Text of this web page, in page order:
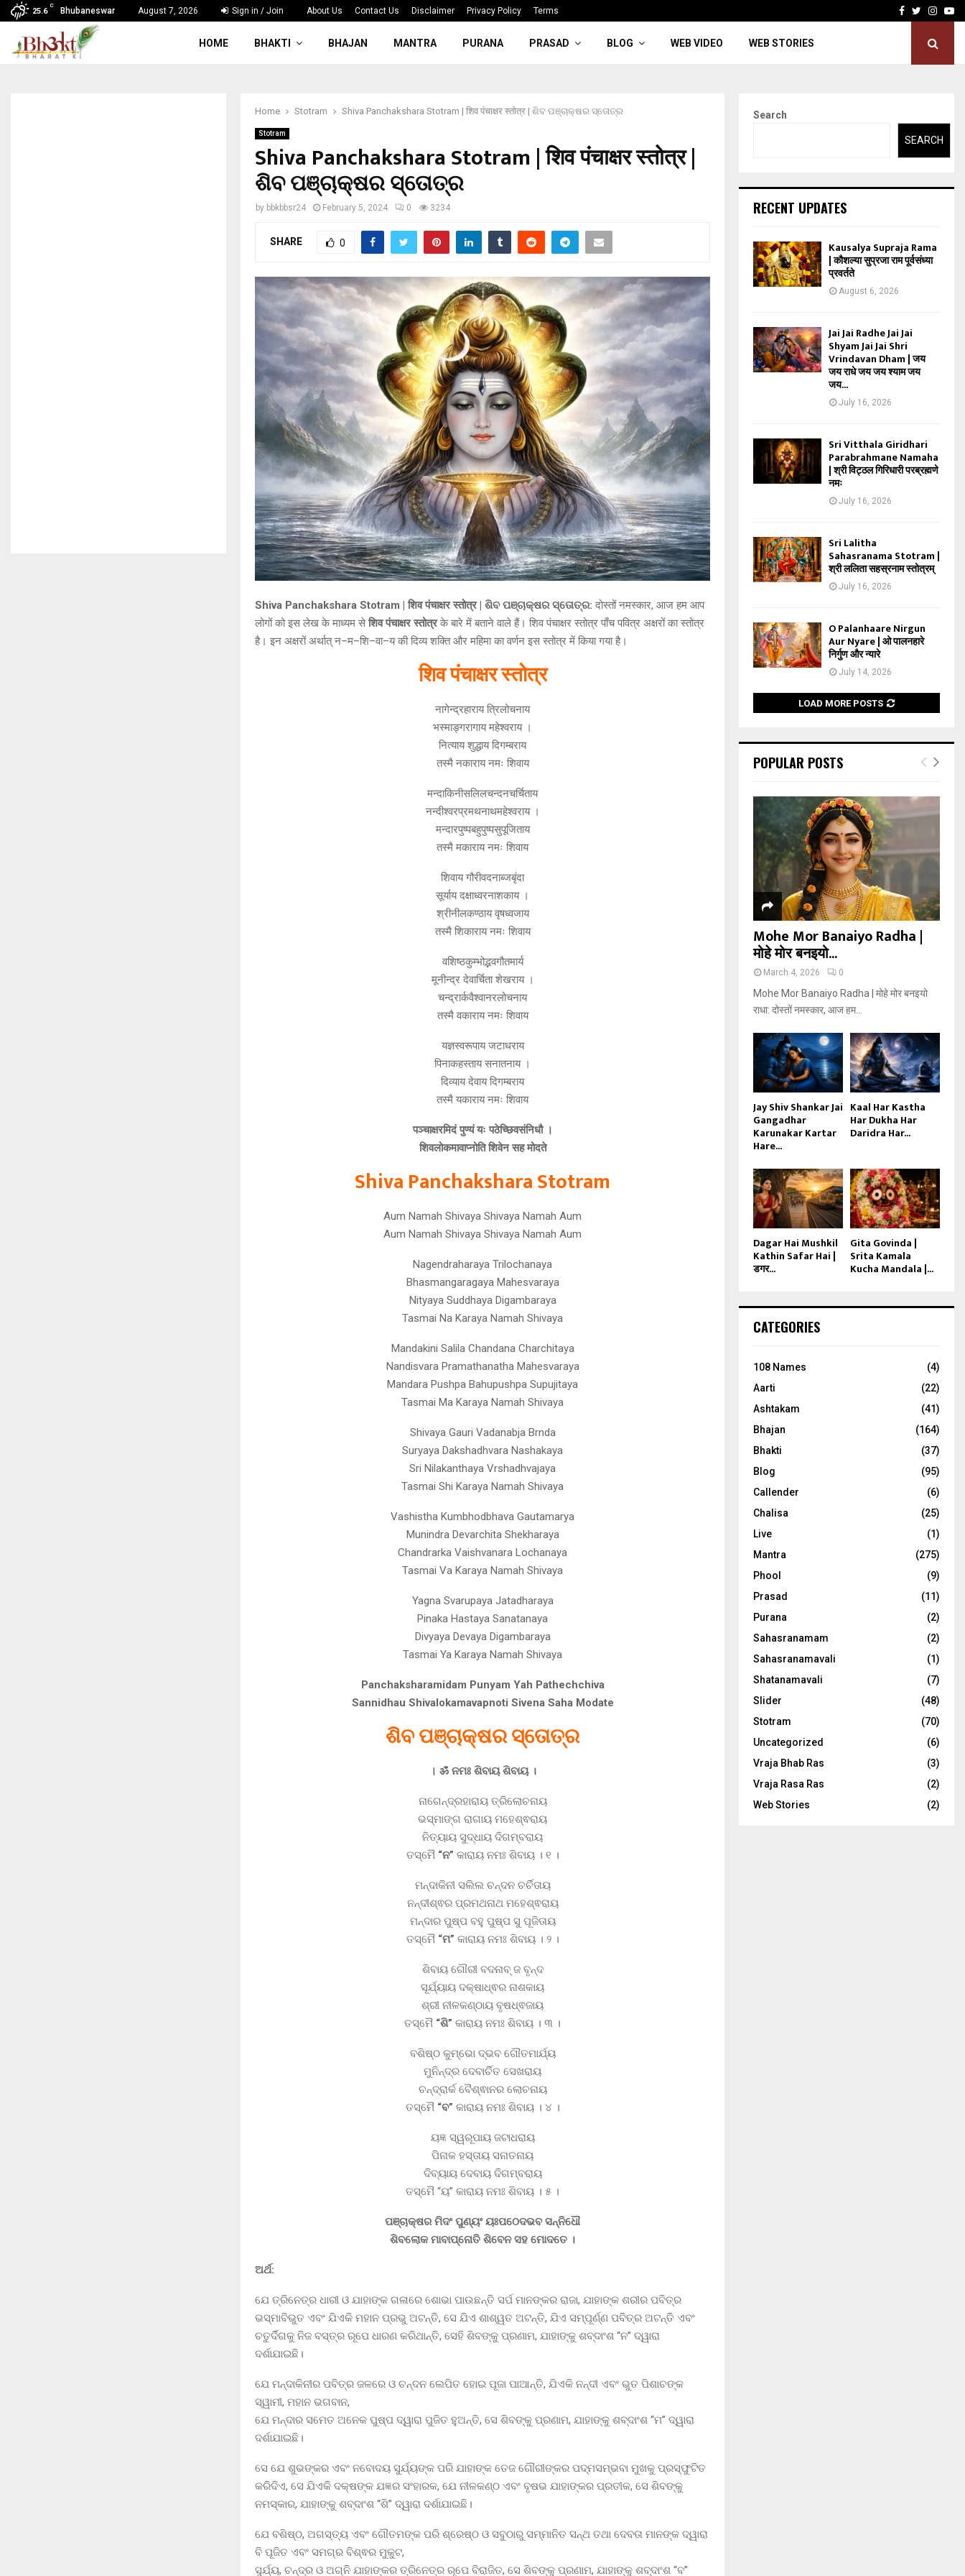
25.6
C
Bhubaneswar August 7, 2026 Sign in / Join About Us Contact Us Disclaimer Privacy Policy Terms Facebook
Twitter
HOME BHAKTI BHAJAN MANTRA PURANA PRASAD BLOG WEB VIDEO WEB STORIES
Home Stotram Shiva Panchakshara Stotram | शिव पंचाक्षर स्तोत्र | ଶିବ ପଞ୍ଚାକ୍ଷର ସ୍ତୋତ୍ର
Stotram
Shiva Panchakshara Stotram | शिव पंचाक्षर स्तोत्र |
ଶିବ ପଞ୍ଚାକ୍ଷର ସ୍ତୋତ୍ର
by bbkbbsr24 February 5, 2024 0 3234
SHARE 0
Shiva Panchakshara Stotram | शिव पंचाक्षर स्तोत्र | ଶିବ ପଞ୍ଚାକ୍ଷର ସ୍ତୋତ୍ର: दोस्तों नमस्कार, आज हम आप
लोगों को इस लेख के माध्यम से शिव पंचाक्षर स्तोत्रके बारे में बताने वाले हैं। शिव पंचाक्षर स्तोत्र पाँच पवित्र अक्षरों का स्तोत्र
है। इन अक्षरों अर्थात् न–म–शि–वा–य की दिव्य शक्ति और महिमा का वर्णन इस स्तोत्र में किया गया है।
शिव पंचाक्षर स्तोत्र
नागेन्द्रहाराय त्रिलोचनाय
भस्माङ्गरागाय महेश्वराय ।
नित्याय शुद्धाय दिगम्बराय
तस्मै नकाराय नमः शिवाय
मन्दाकिनीसलिलचन्दनचर्चिताय
नन्दीश्वरप्रमथनाथमहेश्वराय ।
मन्दारपुष्पबहुपुष्पसुपूजिताय
तस्मै मकाराय नमः शिवाय
शिवाय गौरीवदनाब्जबृंदा
सूर्याय दक्षाध्वरनाशकाय ।
श्रीनीलकण्ठाय वृषध्वजाय
तस्मै शिकाराय नमः शिवाय
वशिष्ठकुम्भोद्भवगौतमार्य
मूनीन्द्र देवार्चिता शेखराय ।
चन्द्रार्कवैश्वानरलोचनाय
तस्मै वकाराय नमः शिवाय
यज्ञस्वरूपाय जटाधराय
पिनाकहस्ताय सनातनाय ।
दिव्याय देवाय दिगम्बराय
तस्मै यकाराय नमः शिवाय
पञ्चाक्षरमिदं पुण्यं यः पठेच्छिवसंनिधौ ।
शिवलोकमावाप्नोति शिवेन सह मोदते
Shiva Panchakshara Stotram
Aum Namah Shivaya Shivaya Namah Aum
Aum Namah Shivaya Shivaya Namah Aum
Nagendraharaya Trilochanaya
Bhasmangaragaya Mahesvaraya
Nityaya Suddhaya Digambaraya
Tasmai Na Karaya Namah Shivaya
Mandakini Salila Chandana Charchitaya
Nandisvara Pramathanatha Mahesvaraya
Mandara Pushpa Bahupushpa Supujitaya
Tasmai Ma Karaya Namah Shivaya
Shivaya Gauri Vadanabja Brnda
Suryaya Dakshadhvara Nashakaya
Sri Nilakanthaya Vrshadhvajaya
Tasmai Shi Karaya Namah Shivaya
Vashistha Kumbhodbhava Gautamarya
Munindra Devarchita Shekharaya
Chandrarka Vaishvanara Lochanaya
Tasmai Va Karaya Namah Shivaya
Yagna Svarupaya Jatadharaya
Pinaka Hastaya Sanatanaya
Divyaya Devaya Digambaraya
Tasmai Ya Karaya Namah Shivaya
Panchaksharamidam Punyam Yah Pathechchiva
Sannidhau Shivalokamavapnoti Sivena Saha Modate
ଶିବ ପଞ୍ଚାକ୍ଷର ସ୍ତୋତ୍ର
। ॐ ନମଃ ଶିବାୟ ଶିବାୟ ।
ନାଗେନ୍ଦ୍ରହାରାୟ ତ୍ରିଲୋଚନାୟ
ଭସ୍ମାଙ୍ଗ ରାଗାୟ ମହେଶ୍ଵରାୟ
ନିତ୍ୟାୟ ସୁଦ୍ଧାୟ ଦିଗମ୍ବରାୟ
ତସ୍ମୈ “ନ” କାରାୟ ନମଃ ଶିବାୟ । ୧ ।
ମନ୍ଦାକିନୀ ସଲିଲ ଚନ୍ଦନ ଚର୍ଚିତାୟ
ନନ୍ଦୀଶ୍ଵର ପ୍ରମଥନାଥ ମହେଶ୍ଵରାୟ
ମନ୍ଦାର ପୁଷ୍ପ ବହୁ ପୁଷ୍ପ ସୁ ପୂଜିତାୟ
ତସ୍ମୈ “ମ” କାରାୟ ନମଃ ଶିବାୟ । ୨ ।
ଶିବାୟ ଗୌରୀ ବଦନାବ୍ ଜ ବୃନ୍ଦ
ସୂର୍ଯ୍ୟାୟ ଦକ୍ଷାଧ୍ଵର ନାଶକାୟ
ଶ୍ରୀ ନୀଳକଣ୍ଠାୟ ବୃଷଧ୍ଵଜାୟ
ତସ୍ମୈ “ଶି” କାରାୟ ନମଃ ଶିବାୟ । ୩ ।
ବଶିଷ୍ଠ କୁମ୍ଭୋ ଦ୍ଭବ ଗୌତମାର୍ଯ୍ୟ
ମୁନିନ୍ଦ୍ର ଦେବାର୍ଚିତ ସେଖରାୟ
ଚନ୍ଦ୍ରାର୍କ ବୈଶ୍ଵାନର ଲୋଚନାୟ
ତସ୍ମୈ “ବ” କାରାୟ ନମଃ ଶିବାୟ । ୪ ।
ୟଜ୍ଞ ସ୍ୱରୂପାୟ ଜଟାଧରାୟ
ପିନାକ ହସ୍ତାୟ ସନାତନାୟ
ଦିବ୍ୟାୟ ଦେବାୟ ଦିଗମ୍ବରାୟ
ତସ୍ମୈ “ୟ” କାରାୟ ନମଃ ଶିବାୟ । ୫ ।
ପଞ୍ଚାକ୍ଷର ମିଦଂ ପୁଣ୍ୟଂ ୟଃପଠେଦଭବ ସନ୍ନିଧୌ
ଶିବଲୋକ ମାବାପ୍ନୋତି ଶିବେନ ସହ ମୋଦତେ ।
ଅର୍ଥ:
ଯେ ତ୍ରିନେତ୍ର ଧାରୀ ଓ ଯାହାଙ୍କ ଗଳାରେ ଶୋଭା ପାଉଛନ୍ତି ସର୍ପ ମାନଙ୍କର ରାଜା, ଯାହାଙ୍କ ଶରୀର ପବିତ୍ର
ଭସ୍ମାବିଭୁତ ଏବଂ ଯିଏକି ମହାନ ପ୍ରଭୁ ଅଟନ୍ତି, ସେ ଯିଏ ଶାଶ୍ୱତ ଅଟନ୍ତି, ଯିଏ ସମ୍ପୂର୍ଣ୍ଣ ପବିତ୍ର ଅଟନ୍ତି ଏବଂ
ଚତୁର୍ଦିଗକୁ ନିଜ ବସ୍ତ୍ର ରୂପେ ଧାରଣ କରିଥାନ୍ତି, ସେହି ଶିବଙ୍କୁ ପ୍ରଣାମ, ଯାହାଙ୍କୁ ଶବ୍ଦାଂଶ “ନ” ଦ୍ୱାରା
ଦର୍ଶାଯାଇଛି।
ଯେ ମନ୍ଦାକିନୀର ପବିତ୍ର ଜଳରେ ଓ ଚନ୍ଦନ ଲେପିତ ହୋଇ ପୂଜା ପାଆନ୍ତି, ଯିଏକି ନନ୍ଦୀ ଏବଂ ଭୁତ ପିଶାଚଙ୍କ
ସ୍ୱାମୀ, ମହାନ ଭଗବାନ,
ଯେ ମନ୍ଦାର ସମେତ ଅନେକ ପୁଷ୍ପ ଦ୍ୱାରା ପୁଜିତ ହୁଅନ୍ତି, ସେ ଶିବଙ୍କୁ ପ୍ରଣାମ, ଯାହାଙ୍କୁ ଶବ୍ଦାଂଶ “ମ” ଦ୍ୱାରା
ଦର୍ଶାଯାଇଛି।
ସେ ଯେ ଶୁଭଙ୍କର ଏବଂ ନବୋଦୟ ସୁର୍ଯ୍ୟଙ୍କ ପରି ଯାହାଙ୍କ ତେଜ ଗୌରୀଙ୍କର ପଦ୍ମସମ୍ଭବା ମୁଖକୁ ପ୍ରସ୍ଫୁଟିତ
କରିଦିଏ, ସେ ଯିଏକି ଦକ୍ଷଙ୍କ ଯଜ୍ଞର ସଂହାରକ, ଯେ ନୀଳକଣ୍ଠ ଏବଂ ବୃଷଭ ଯାହାଙ୍କର ପ୍ରତୀକ, ସେ ଶିବଙ୍କୁ
ନମସ୍କାର, ଯାହାଙ୍କୁ ଶବ୍ଦାଂଶ “ଶି” ଦ୍ୱାରା ଦର୍ଶାଯାଇଛି।
ଯେ ବଶିଷ୍ଠ, ଅଗସ୍ତ୍ୟ ଏବଂ ଗୌତମଙ୍କ ପରି ଶ୍ରେଷ୍ଠ ଓ‌ ସବୁଠାରୁ ସମ୍ମାନିତ ସନ୍ଥ ତଥା ଦେବତା ମାନଙ୍କ ଦ୍ୱାରା
ବି ପୂଜିତ ଏବଂ ସମଗ୍ର ବିଶ୍ଵର ମୁକୁଟ,
ସୁର୍ଯ୍ୟ, ଚନ୍ଦ୍ର ଓ ଅଗ୍ନି ଯାହାଙ୍କର ତ୍ରିନେତ୍ର ରୂପେ ବିରାଜିତ, ସେ ଶିବଙ୍କୁ ପ୍ରଣାମ, ଯାହାଙ୍କୁ ଶବ୍ଦାଂଶ “ବ”
Search
SEARCH
RECENT UPDATES
Kausalya Supraja Rama
| कौशल्या सुप्रजा राम पूर्वसंध्या
प्रवर्तते
August 6, 2026
Jai Jai Radhe Jai Jai
Shyam Jai Jai Shri
Vrindavan Dham | जय
जय राधे जय जय श्याम जय
जय...
July 16, 2026
Sri Vitthala Giridhari
Parabrahmane Namaha
| श्री विट्ठल गिरिधारी परब्रह्मणे
नमः
July 16, 2026
Sri Lalitha
Sahasranama Stotram |
श्री ललिता सहस्रनाम स्तोत्रम्
July 16, 2026
O Palanhaare Nirgun
Aur Nyare | ओ पालनहारे
निर्गुण और न्यारे
July 14, 2026
LOAD MORE POSTS
POPULAR POSTS
Mohe Mor Banaiyo Radha |
मोहे मोर बनइयो...
March 4, 2026 0
Mohe Mor Banaiyo Radha | मोहे मोर बनइयो
राधा: दोस्तों नमस्कार, आज हम...
Jay Shiv Shankar Jai
Gangadhar
Karunakar Kartar
Hare...
Kaal Har Kastha
Har Dukha Har
Daridra Har...
Dagar Hai Mushkil
Kathin Safar Hai |
डगर...
Gita Govinda |
Srita Kamala
Kucha Mandala |...
CATEGORIES
108 Names
(4)
Aarti
(22)
Ashtakam
(41)
Bhajan
(164)
Bhakti
(37)
Blog
(95)
Callender
(6)
Chalisa
(25)
Live
(1)
Mantra
(275)
Phool
(9)
Prasad
(11)
Purana
(2)
Sahasranamam
(2)
Sahasranamavali
(1)
Shatanamavali
(7)
Slider
(48)
Stotram
(70)
Uncategorized
(6)
Vraja Bhab Ras
(3)
Vraja Rasa Ras
(2)
Web Stories
(2)